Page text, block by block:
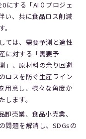
にする「AI０プロジェ
い、共に食品ロス削減
ては、需要予測と適性
に対する「需要予
」、原材料の余り回避
ロスを防ぐ生産ライン
用意し、様々な角度か
ます。
売業、食品小売業、
問題を解消し、SDGsの